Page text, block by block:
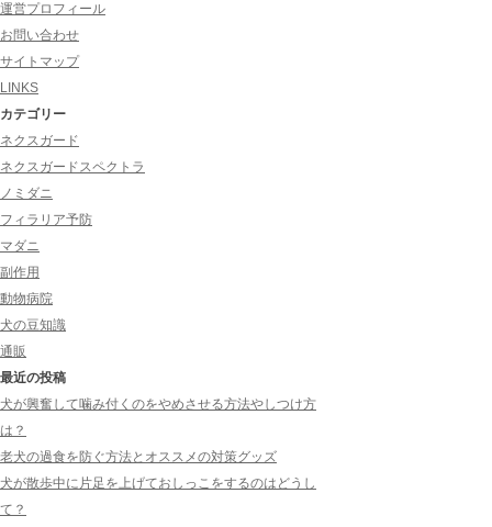
運営プロフィール
お問い合わせ
サイトマップ
LINKS
カテゴリー
ネクスガード
ネクスガードスペクトラ
ノミダニ
フィラリア予防
マダニ
副作用
動物病院
犬の豆知識
通販
最近の投稿
犬が興奮して噛み付くのをやめさせる方法やしつけ方
は？
老犬の過食を防ぐ方法とオススメの対策グッズ
犬が散歩中に片足を上げておしっこをするのはどうし
て？